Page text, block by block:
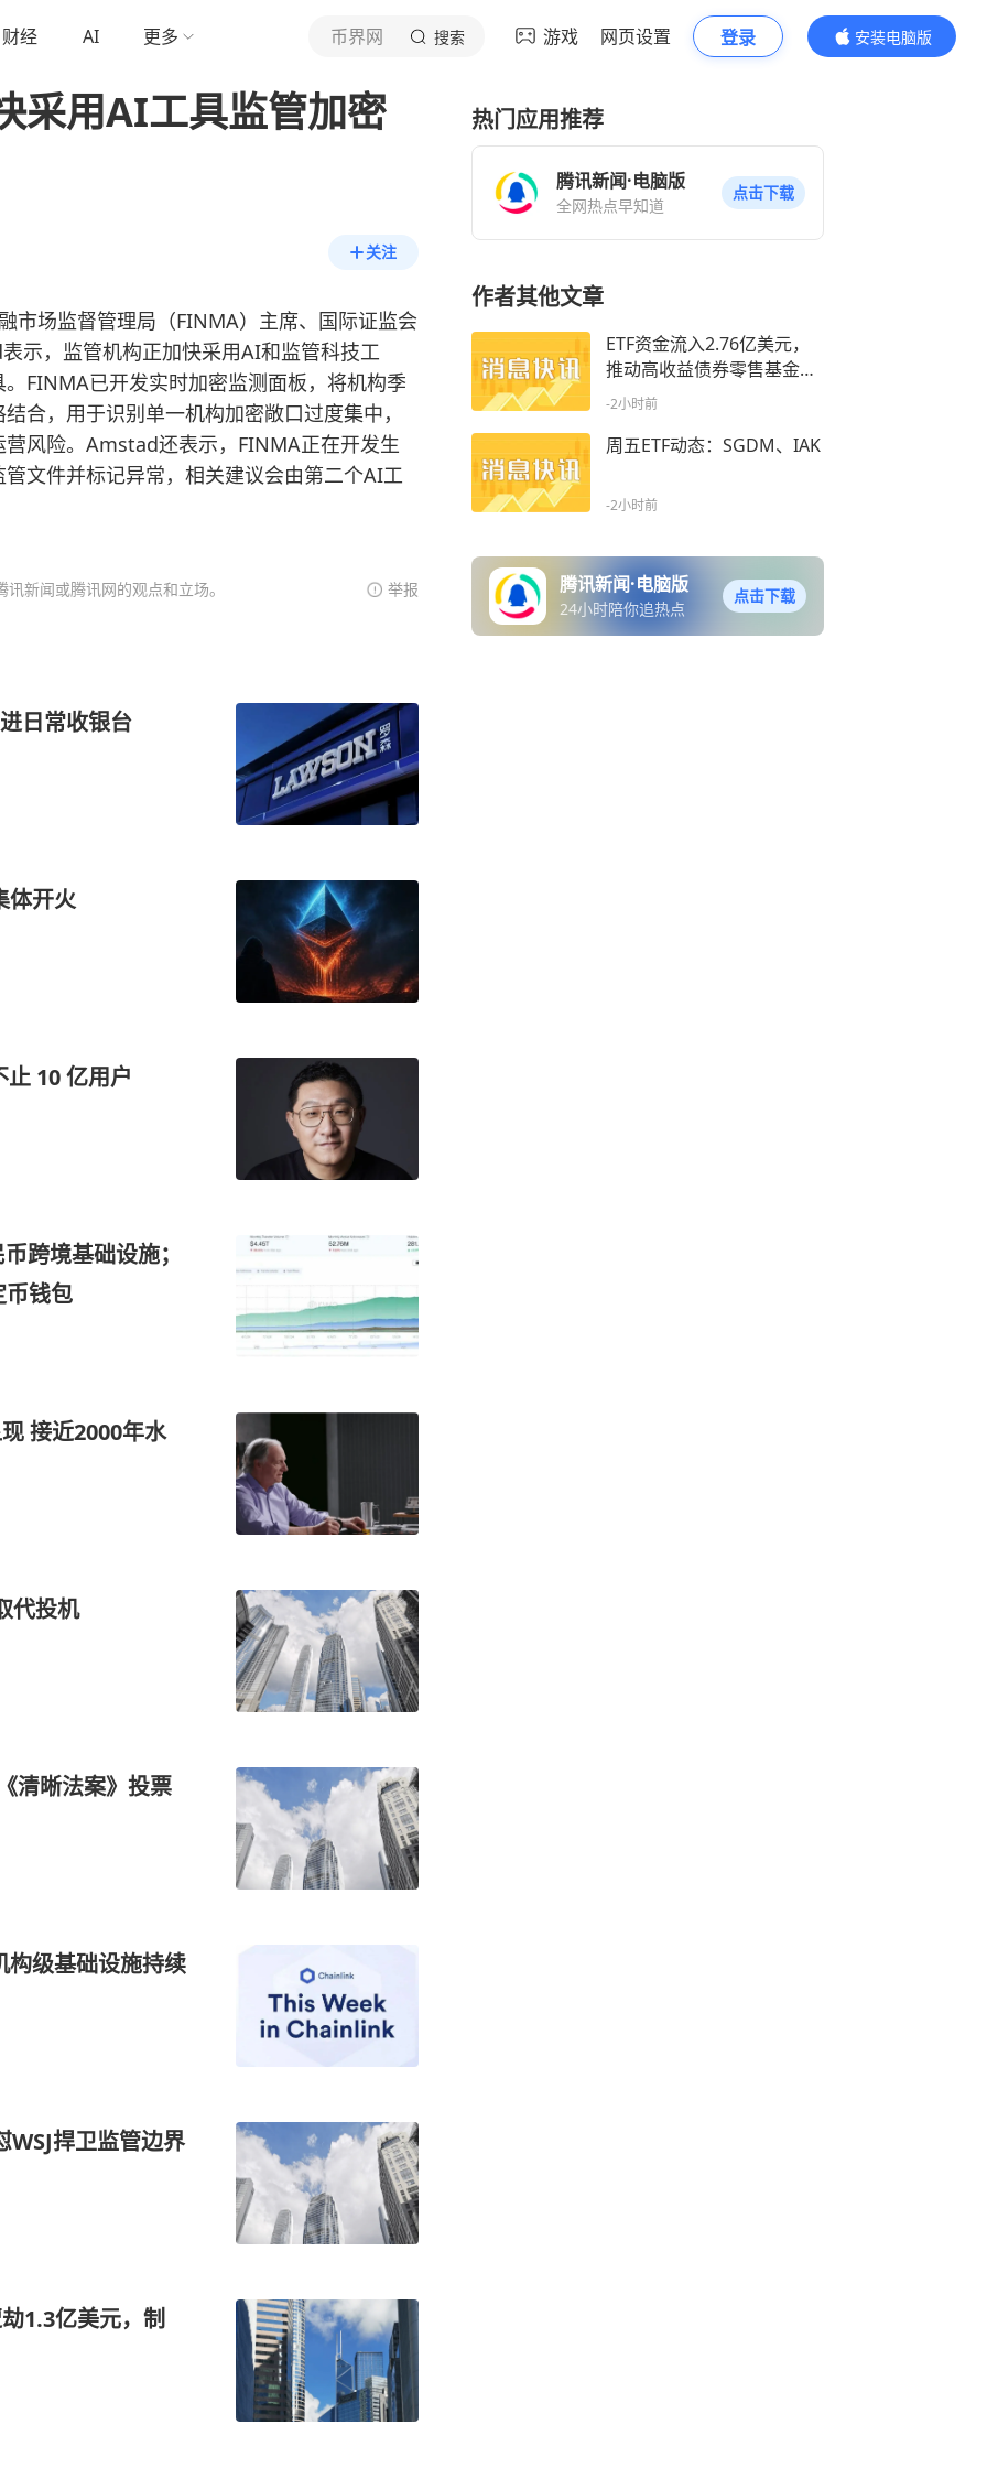
财经 AI 更多 币界网 搜索 游戏 网页设置 登录
安装电脑版
内容更精彩
采用AI工具监管加密
关注
市场监督管理局（FINMA）主席、国际证监会
示，监管机构正加快采用AI和监管科技工
FINMA已开发实时加密监测面板，将机构季
合，用于识别单一机构加密敞口过度集中，
营风险。Amstad还表示，FINMA正在开发生
文件并标记异常，相关建议会由第二个AI工
新闻或腾讯网的观点和立场。 举报
日常收银台
体开火
10 亿用户
跨境基础设施；
钱包
接近2000年水
代投机
清晰法案》投票
级基础设施持续
捍卫监管边界
1.3亿美元，制
热门应用推荐
腾讯新闻·电脑版
全网热点早知道
点击下载
作者其他文章
ETF资金流入2.76亿美元，
推动高收益债券零售基金增
长
-2小时前
周五ETF动态：SGDM、IAK
-2小时前
腾讯新闻·电脑版
24小时陪你追热点
点击下载